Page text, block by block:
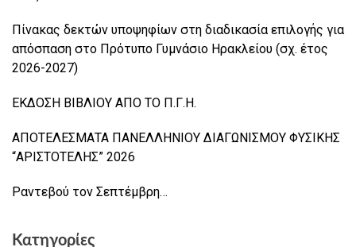
Πίνακας δεκτών υποψηφίων στη διαδικασία επιλογής για
απόσπαση στο Πρότυπο Γυμνάσιο Ηρακλείου (σχ. έτος
2026-2027)
ΕΚΔΟΣΗ ΒΙΒΛΙΟΥ ΑΠΟ ΤΟ Π.Γ.Η.
ΑΠΟΤΕΛΕΣΜΑΤΑ ΠΑΝΕΛΛΗΝΙΟΥ ΔΙΑΓΩΝΙΣΜΟΥ ΦΥΣΙΚΗΣ
“ΑΡΙΣΤΟΤΕΛΗΣ” 2026
Ραντεβού τον Σεπτέμβρη…
Κατηγορίες